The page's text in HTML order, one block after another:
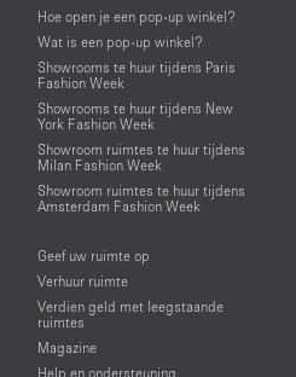
Hoe open je een pop-up winkel?
Wat is een pop-up winkel?
Showrooms te huur tijdens Paris
Fashion Week
Showrooms te huur tijdens New
York Fashion Week
Showroom ruimtes te huur tijdens
Milan Fashion Week
Showroom ruimtes te huur tijdens
Amsterdam Fashion Week
Geef uw ruimte op
Verhuur ruimte
Verdien geld met leegstaande
ruimtes
Magazine
Help en ondersteuning